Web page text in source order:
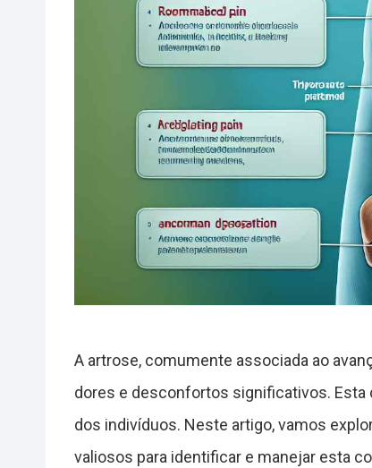
A artrose, comumente associada ao
dores e desconfortos significativos. Esta
dos indivíduos. Neste artigo, vamos
valiosos para identificar e manejar esta